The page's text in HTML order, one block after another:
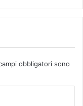
obbligatori sono